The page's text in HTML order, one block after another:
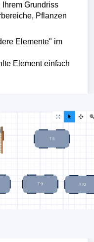
Grundriss
Pflanzen
Elemente" im
Element einfach